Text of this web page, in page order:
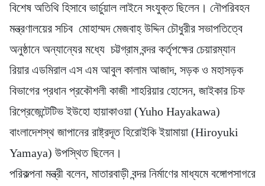
বিশেষ অতিথি হিসাবে ভার্চুয়াল লাইনে সংযুক্ত ছিলেন। নৌপরিবহন
মন্ত্রণালয়ের সচিব মোহাম্মদ মেজবাহ্ উদ্দিন চৌধুরীর সভাপতিত্বে
অনুষ্ঠানে অন্যান্যের মধ্যে চট্টগ্রাম বন্দর কর্তৃপক্ষের চেয়ারম্যান
রিয়ার এডমিরাল এস এম আবুল কালাম আজাদ, সড়ক ও মহাসড়ক
বিভাগের প্রধান প্রকৌশলী কাজী শাহরিয়ার হোসেন, জাইকার চিফ
রিপ্রেজেন্টেটিভ ইউহো হায়াকাওয়া (Yuho Hayakawa)
বাংলাদেশস্থ জাপানের রাষ্ট্রদূত হিরোইকি ইয়ামায়া (Hiroyuki
Yamaya) উপস্থিত ছিলেন।
পরিকল্পনা মন্ত্রী বলেন, মাতারবাড়ী বন্দর নির্মাণের মাধ্যমে বঙ্গোপসাগরে